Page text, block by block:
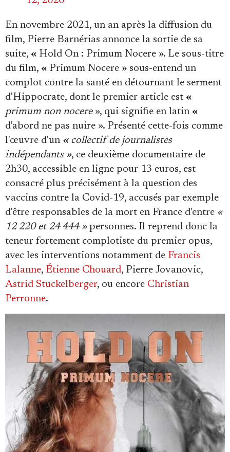
En novembre 2021, un an après la diffusion du
film, Pierre Barnérias annonce la sortie de sa
suite, « Hold On : Primum Nocere ». Le sous-titre
du film, « Primum Nocere » sous-entend un
complot contre la santé en détournant le serment
d'Hippocrate, dont le premier article est «
primum non nocere», qui signifie en latin «
d'abord ne pas nuire ». Présenté cette-fois comme
l'œuvre d'un «collectif de journalistes
indépendants », ce deuxième documentaire de
2h30, accessible en ligne pour 13 euros, est
consacré plus précisément à la question des
vaccins contre la Covid-19, accusés par exemple
d'être responsables de la mort en France d'entre «
12 220 et 24 444 »personnes. Il reprend donc la
teneur fortement complotiste du premier opus,
avec les interventions notamment de Francis
Lalanne, Étienne Chouard, Pierre Jovanovic,
Astrid Stuckelberger, ou encore Christian
Perronne.